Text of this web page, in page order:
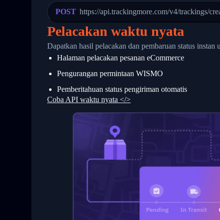
24
25
26
28
29
31
32
34
"Details": "Departed
          },
          {
"Date": "2017-03-06
"StatusDescription":
"Details": "BEIJING-
          }
      }
    ]
}
POST https://api.trackingmore.com/v4/trackings/
Pelacakan waktu nyata
Dapatkan hasil pelacakan dan pembaruan status
Halaman pelacakan pesanan eCommerce
Pengurangan permintaan WISMO
Pemberitahuan status pengiriman otomatis
Coba API waktu nyata </>